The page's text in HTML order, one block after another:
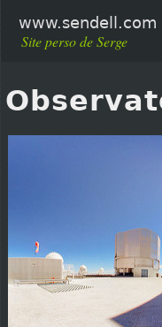
www.sendell.com
Site perso de Serge